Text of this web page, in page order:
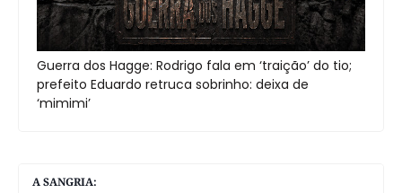
Guerra dos Hagge: Rodrigo fala em ‘traição’ do tio;
prefeito Eduardo retruca sobrinho: deixa de
‘mimimi’
A SANGRIA: